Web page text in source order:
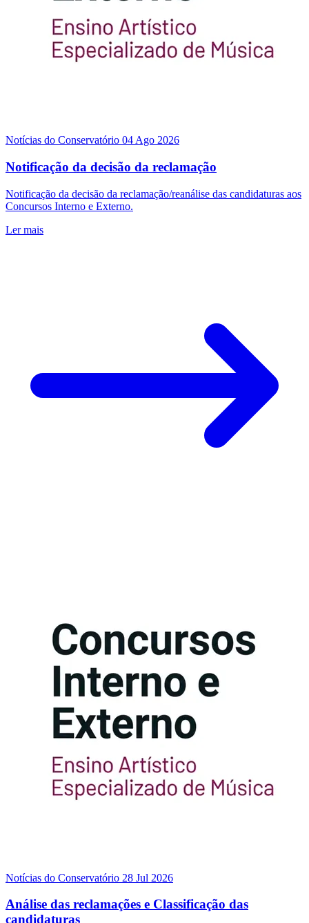
Notícias do Conservatório 04 Ago 2026
Notificação da decisão da reclamação
Notificação da decisão da reclamação/reanálise das candidaturas aos
Concursos Interno e Externo.
Ler mais
Notícias do Conservatório 28 Jul 2026
Análise das reclamações e Classificação das
candidaturas